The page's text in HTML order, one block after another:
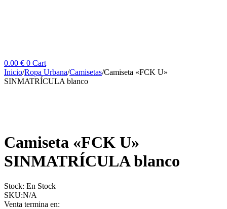
0.00 € 0 Cart
Inicio/Ropa Urbana/Camisetas/Camiseta «FCK U»
SINMATRÍCULA blanco
Camiseta «FCK U»
SINMATRÍCULA blanco
Stock: En Stock
SKU:N/A
Venta termina en: